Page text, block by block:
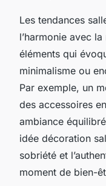
Les tendances
l’harmonie avec
éléments qui
minimalisme ou
Par exemple, un
des accessoires
ambiance
idée décoration
sobriété et
moment de bien-